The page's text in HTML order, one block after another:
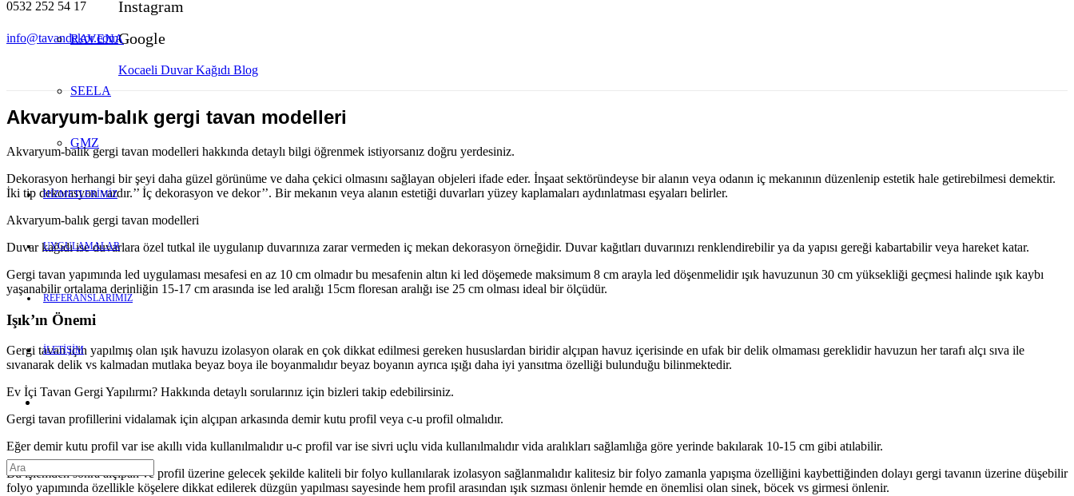
0532 252 54 17
info@tavandekor.com
Instagram
Google
Kocaeli Duvar Kağıdı Blog
RAVENA
SEELA
GMZ
HİZMETLERİMİZ
UYGULAMALAR
REFERANSLARIMIZ
İLETİŞİM
Akvaryum-balık gergi tavan modelleri
Akvaryum-balık gergi tavan modelleri hakkında detaylı bilgi öğrenmek istiyorsanız doğru yerdesiniz.
Dekorasyon herhangi bir şeyi daha güzel görünüme ve daha çekici olmasını sağlayan objeleri ifade eder. İnşaat sektöründeyse bir alanın veya odanın iç mekanının düzenlenip estetik hale getirebilmesi demektir.
İki tip dekorasyon vardır.’’ İç dekorasyon ve dekor’’. Bir mekanın veya alanın estetiği duvarları yüzey kaplamaları aydınlatması eşyaları belirler.
Akvaryum-balık gergi tavan modelleri
Duvar kağıdı ise duvarlara özel tutkal ile uygulanıp duvarınıza zarar vermeden iç mekan dekorasyon örneğidir. Duvar kağıtları duvarınızı renklendirebilir ya da yapısı gereği kabartabilir veya hareket katar.
Gergi tavan yapımında led uygulaması mesafesi en az 10 cm olmadır bu mesafenin altın ki led döşemede maksimum 8 cm arayla led döşenmelidir ışık havuzunun 30 cm yüksekliği geçmesi halinde ışık kaybı
yaşanabilir ortalama derinliğin 15-17 cm arasında ise led aralığı 15cm floresan aralığı ise 25 cm olması ideal bir ölçüdür.
Işık’ın Önemi
Gergi tavan için yapılmış olan ışık havuzu izolasyon olarak en çok dikkat edilmesi gereken hususlardan biridir alçıpan havuz içerisinde en ufak bir delik olmaması gereklidir havuzun her tarafı alçı sıva ile
sıvanarak delik vs kalmadan mutlaka beyaz boya ile boyanmalıdır beyaz boyanın ayrıca ışığı daha iyi yansıtma özelliği bulunduğu bilinmektedir.
Ev İçi Tavan Gergi Yapılırmı? Hakkında detaylı sorularınız için bizleri takip edebilirsiniz.
Gergi tavan profillerini vidalamak için alçıpan arkasında demir kutu profil veya c-u profil olmalıdır.
Eğer demir kutu profil var ise akıllı vida kullanılmalıdır u-c profil var ise sivri uçlu vida kullanılmalıdır vida aralıkları sağlamlığa göre yerinde bakılarak 10-15 cm gibi atılabilir.
Bu işlemden sonra alçıpan ve profil üzerine gelecek şekilde kaliteli bir folyo kullanılarak izolasyon sağlanmalıdır kalitesiz bir folyo zamanla yapışma özelliğini kaybettiğinden dolayı gergi tavanın üzerine düşebilir
folyo yapımında özellikle köşelere dikkat edilerek düzgün yapılması sayesinde hem profil arasından ışık sızması önlenir hemde en önemlisi olan sinek, böcek vs girmesi önlenir.